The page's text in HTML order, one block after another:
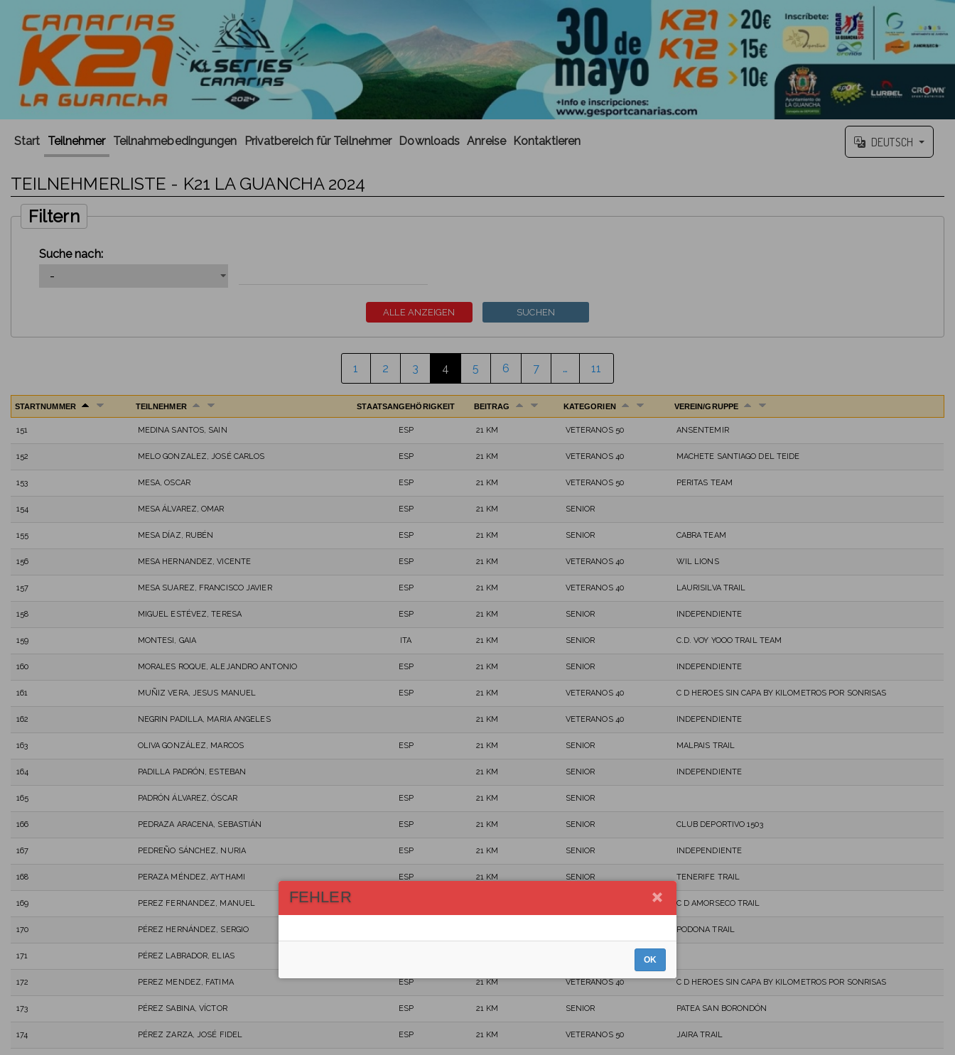
Start Teilnehmer Teilnahmebedingungen Privatbereich für Teilnehmer Downloads Anreise Kontaktieren DEUTSCH
TEILNEHMERLISTE - K21 LA GUANCHA 2024
Filtern
Suche nach:
1 2 3 4 5 6 7 … 11
STARTNUMMER TEILNEHMER STAATSANGEHÖRIGKEIT BEITRAG KATEGORIEN VEREIN/GRUPPE
151 MEDINA SANTOS, SAIN ESP 21 KM VETERANOS 50 ANSENTEMIR
152 MELO GONZALEZ, JOSÉ CARLOS ESP 21 KM VETERANOS 40 MACHETE SANTIAGO DEL TEIDE
153 MESA, OSCAR ESP 21 KM VETERANOS 50 PERITAS TEAM
154 MESA ÁLVAREZ, OMAR ESP 21 KM SENIOR
155 MESA DÍAZ, RUBÉN ESP 21 KM SENIOR CABRA TEAM
156 MESA HERNANDEZ, VICENTE ESP 21 KM VETERANOS 40 WIL LIONS
157 MESA SUAREZ, FRANCISCO JAVIER ESP 21 KM VETERANOS 40 LAURISILVA TRAIL
158 MIGUEL ESTÉVEZ, TERESA ESP 21 KM SENIOR INDEPENDIENTE
159 MONTESI, GAIA ITA 21 KM SENIOR C.D. VOY YOOO TRAIL TEAM
160 MORALES ROQUE, ALEJANDRO ANTONIO ESP 21 KM SENIOR INDEPENDIENTE
161 MUÑIZ VERA, JESUS MANUEL ESP 21 KM VETERANOS 40 C D HEROES SIN CAPA BY KILOMETROS POR SONRISAS
162 NEGRIN PADILLA, MARIA ANGELES 21 KM VETERANOS 40 INDEPENDIENTE
163 OLIVA GONZÁLEZ, MARCOS ESP 21 KM SENIOR MALPAIS TRAIL
164 PADILLA PADRÓN, ESTEBAN 21 KM SENIOR INDEPENDIENTE
165 PADRÓN ÁLVAREZ, ÓSCAR ESP 21 KM SENIOR
166 PEDRAZA ARACENA, SEBASTIÁN ESP 21 KM SENIOR CLUB DEPORTIVO 1503
167 PEDREÑO SÁNCHEZ, NURIA ESP 21 KM SENIOR INDEPENDIENTE
168 PERAZA MÉNDEZ, AYTHAMI ESP 21 KM SENIOR TENERIFE TRAIL
169 PEREZ FERNANDEZ, MANUEL C D AMORSECO TRAIL
170 PÉREZ HERNÁNDEZ, SERGIO PODONA TRAIL
171 PÉREZ LABRADOR, ELIAS
172 PEREZ MENDEZ, FATIMA ESP 21 KM VETERANOS 40 C D HEROES SIN CAPA BY KILOMETROS POR SONRISAS
173 PÉREZ SABINA, VÍCTOR ESP 21 KM SENIOR PATEA SAN BORONDÓN
174 PÉREZ ZARZA, JOSÉ FIDEL ESP 21 KM VETERANOS 50 JAIRA TRAIL
FEHLER
OK